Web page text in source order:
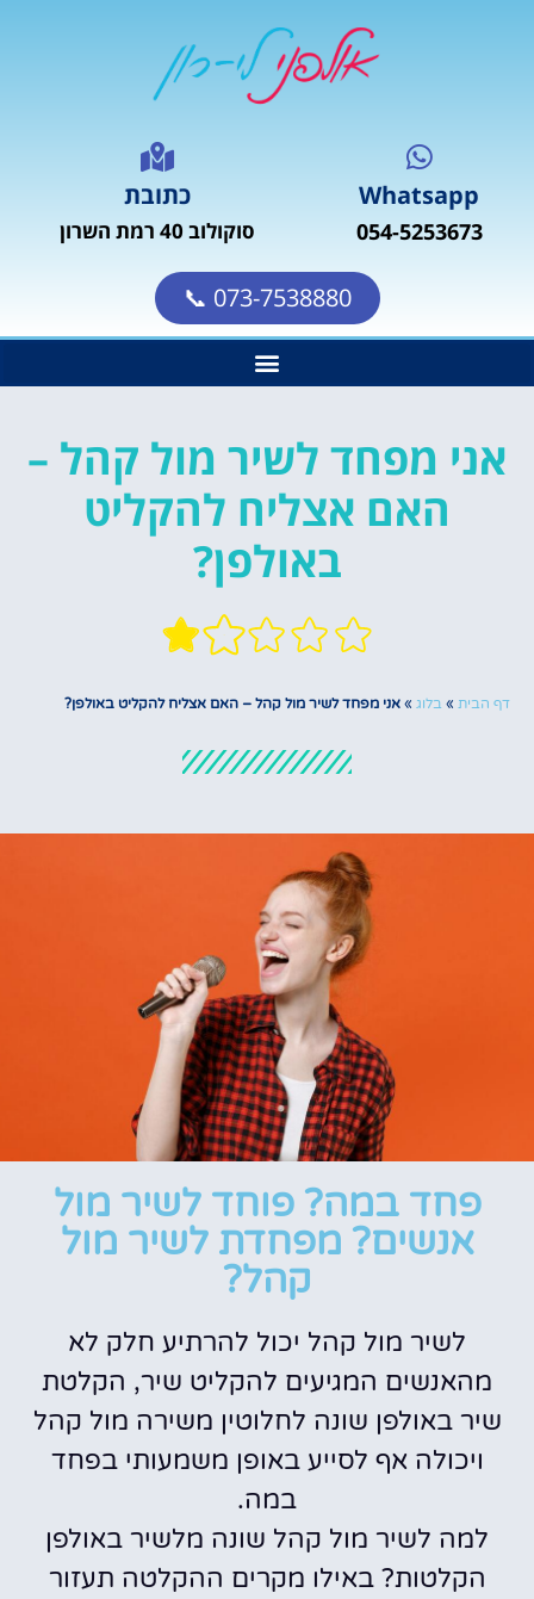
Whatsapp
054-5253673
כתובת
סוקולוב 40 רמת השרון
073-7538880 📞
אני מפחד לשיר מול קהל –
האם אצליח להקליט
באולפן?
דף הבית » בלוג » אני מפחד לשיר מול קהל – האם אצליח להקליט באולפן?
פחד במה? פוחד לשיר מול
אנשים? מפחדת לשיר מול
קהל?
לשיר מול קהל יכול להרתיע חלק לא
מהאנשים המגיעים להקליט שיר, הקלטת
שיר באולפן שונה לחלוטין משירה מול קהל
ויכולה אף לסייע באופן משמעותי בפחד
במה.
למה לשיר מול קהל שונה מלשיר באולפן
הקלטות? באילו מקרים ההקלטה תעזור